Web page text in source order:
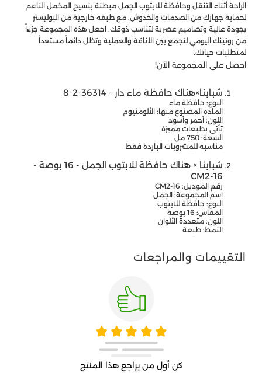
الراحة أثناء التنقل وحافظة للابتوب الجمل مبطنة بنسيج المخمل الناعم
لحماية جهازك من الصدمات والخدوش، مع طبقة خارجية من البوليستر
بجودة عالية وتصاميم عصرية لتناسب ذوقك. اجعل هذه المجموعة جزءاً
من روتينك اليومي لتجمع بين الأناقة والعملية وتظل دائماً مستعداً
لمتطلبات حياتك.
احصل على المجموعة الآن!
شبابنا×هناك حافظة ماء دار - 36314-2-8
النوع: حافظة ماء
المادة المصنوع منها: الألومنيوم
اللون: أحمر وأسود
تأتي بطبعات مميزة
السعة: 750 مل
مناسبة للمشروبات الباردة فقط
شبابنا × هناك حافظة للابتوب الجمل - 16 بوصة -
CM2-16
رقم الموديل: CM2-16
اسم المجموعة: الجمل
النوع: حافظة للابتوب
المقاس: 16 بوصة
اللون: متعددة الألوان
النمط: طبعة
التقييمات والمراجعات
كن أول من يراجع هذا المنتج